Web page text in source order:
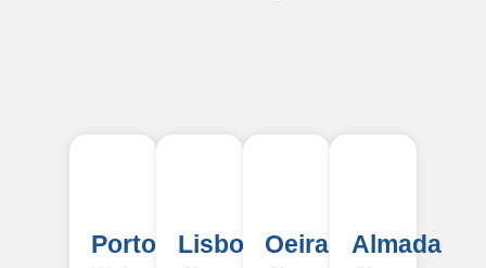
Porto Lisboa Oeiras Almada